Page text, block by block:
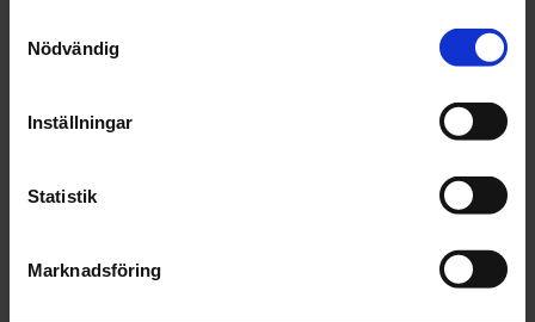
Nödvändig
Inställningar
Statistik
Marknadsföring